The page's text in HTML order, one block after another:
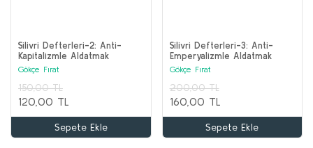
Silivri Defterleri-2: Anti-
Kapitalizmle Aldatmak
Gökçe Fırat
150,00 TL
120,00 TL
Sepete Ekle
Silivri Defterleri-3: Anti-
Emperyalizmle Aldatmak
Gökçe Fırat
200,00 TL
160,00 TL
Sepete Ekle